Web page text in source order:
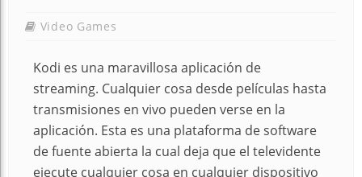
Video Games
Kodi es una maravillosa aplicación de
streaming. Cualquier cosa desde películas hasta
transmisiones en vivo pueden verse en la
aplicación. Esta es una plataforma de software
de fuente abierta la cual deja que el televidente
ejecute cualquier cosa en cualquier dispositivo